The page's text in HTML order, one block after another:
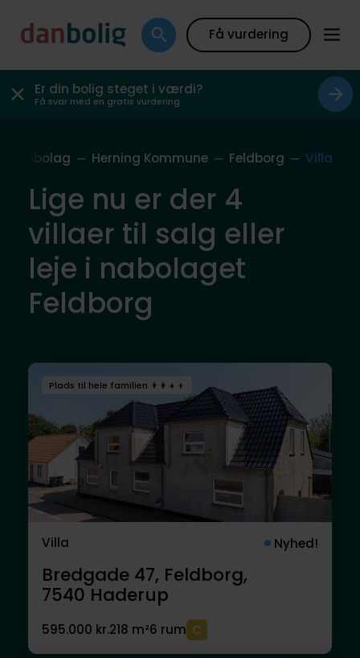
Få vurdering
Er din bolig steget i værdi?
Få svar med en gratis vurdering
Nabolag Herning Kommune Feldborg Villa
Lige nu er der 4
villaer til salg eller
leje i nabolaget
Feldborg
Plads til hele familien 👨‍👩‍👧‍👦
Villa Nyhed!
Bredgade 47, Feldborg,
7540 Haderup
595.000 kr.218 m²6 rum